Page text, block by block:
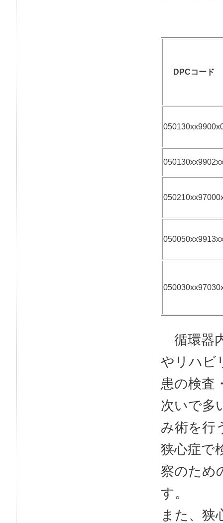
DPCコード
循環器
やリハビ
患の検査
次いで多
み術を行
狭心症で
察のため
す。
また、狭